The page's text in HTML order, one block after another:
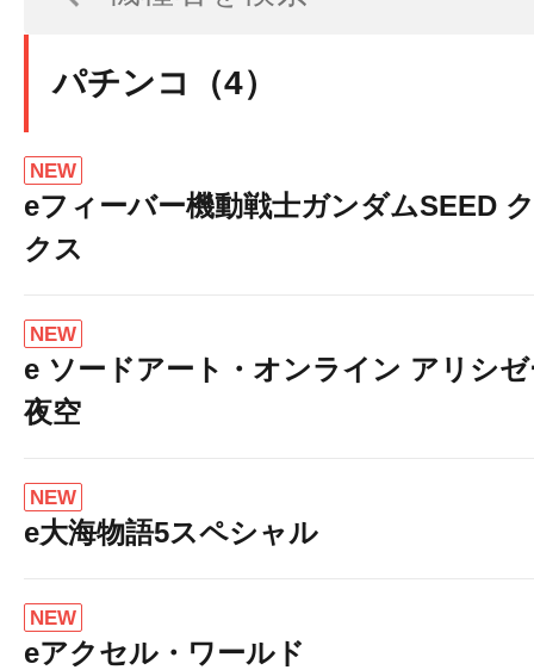
パチンコ（4）
NEW
eフィーバー機動戦士ガンダムSEED
クス
NEW
e ソードアート・オンライン アリシ
夜空
NEW
e大海物語5スペシャル
NEW
eアクセル・ワールド